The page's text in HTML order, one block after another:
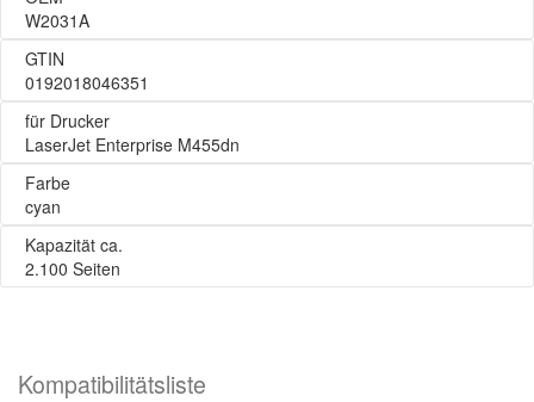
W2031A
GTIN
0192018046351
für Drucker
LaserJet Enterprise M455dn
Farbe
cyan
Kapazität ca.
2.100 Seiten
Kompatibilitätsliste